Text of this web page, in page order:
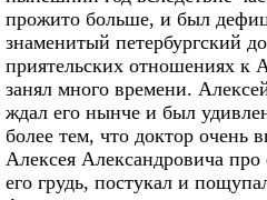
прожито больше, и был
знаменитый петербургский
приятельских отношениях к
занял много времени.
ждал его нынче и был
более тем, что доктор очень
Алексея Александровича
его грудь, постукал и